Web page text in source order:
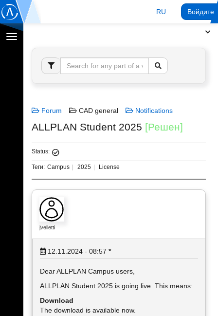
RU Войдите
Переключение
навигации
Forum CAD general Notifications
ALLPLAN Student 2025 [Решен]
Status:
Теги: Campus 2025 License
jvelletti
12.11.2024 - 08:57 *
Dear ALLPLAN Campus users,
ALLPLAN Student 2025 is going live. This means:
Download
The download is available now.